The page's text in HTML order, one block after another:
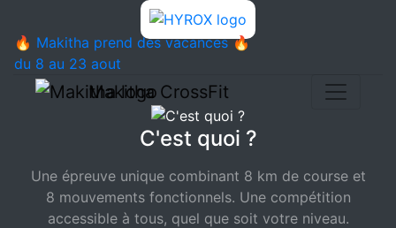
🔥 Makitha prend des vacances 🔥
du 8 au 23 aout
Makitha CrossFit
C'est quoi ?
Une épreuve unique combinant 8 km de course et
8 mouvements fonctionnels. Une compétition
accessible à tous, quel que soit votre niveau.